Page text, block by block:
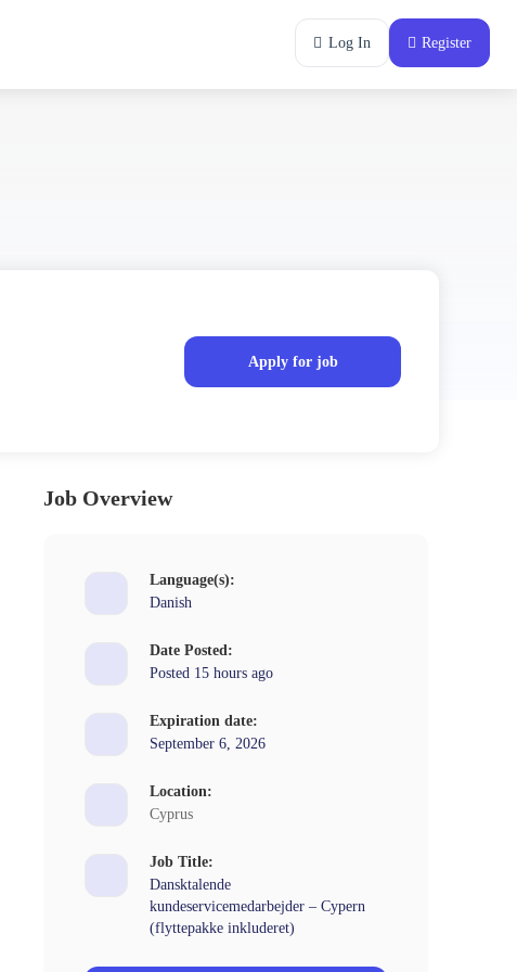
Log In Register
Apply for job
Job Overview
Language(s):
Danish
Date Posted:
Posted 15 hours ago
Expiration date:
September 6, 2026
Location:
Cyprus
Job Title:
Dansktalende
kundeservicemedarbejder – Cypern
(flyttepakke inkluderet)